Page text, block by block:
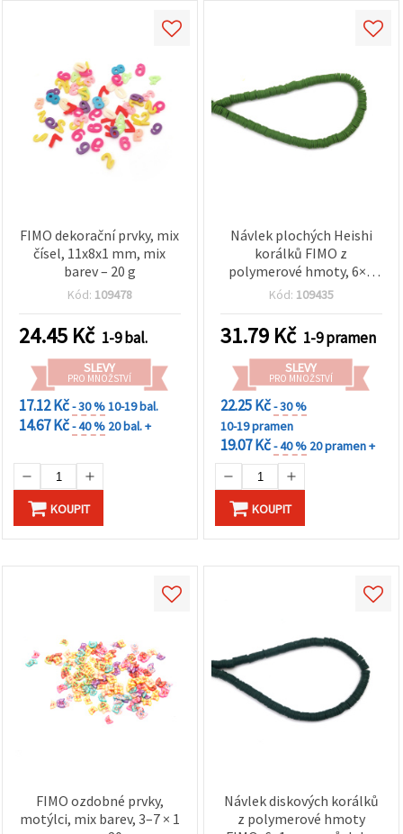
FIMO dekorační prvky, mix
čísel, 11x8x1 mm, mix
barev – 20 g
Kód: 109478
24.45 Kč 1-9 bal.
SLEVY
PRO MNOŽSTVÍ
17.12 Kč- 30 %10-19 bal.
14.67 Kč- 40 % 20 bal. +
KOUPIT
Návlek plochých Heishi
korálků FIMO z
polymerové hmoty, 6×1
mm, otvor 2 mm, olivově
Kód: 109435
31.79 Kč 1-9 pramen
SLEVY
PRO MNOŽSTVÍ
22.25 Kč- 30 %
10-19 pramen
19.07 Kč- 40 % 20 pramen +
KOUPIT
FIMO ozdobné prvky,
motýlci, mix barev, 3–7 × 1
Návlek diskových korálků
z polymerové hmoty